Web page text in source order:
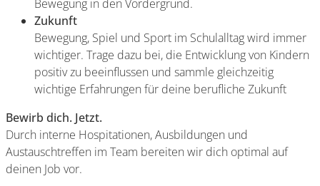
Bewegung in den Vordergrund.
Zukunft
Bewegung, Spiel und Sport im Schulalltag wird immer
wichtiger. Trage dazu bei, die Entwicklung von Kindern
positiv zu beeinflussen und sammle gleichzeitig
wichtige Erfahrungen für deine berufliche Zukunft
Bewirb dich. Jetzt.
Durch interne Hospitationen, Ausbildungen und
Austauschtreffen im Team bereiten wir dich optimal auf
deinen Job vor.